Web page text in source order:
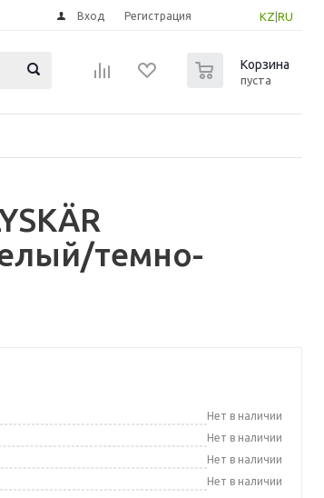
KZ RU
Вход Регистрация
Корзина
пуста
темно-
Нет в наличии
Нет в наличии
Нет в наличии
Нет в наличии